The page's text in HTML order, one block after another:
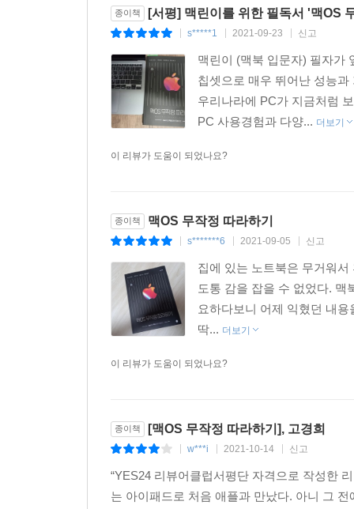
종이책 [서평] 맥린이를 위한 필독서 '맥OS
s*****1 2021-09-23 신고
맥린이 (맥북 입문자) 필자가
칩셋으로 매우 뛰어난 성능
우리나라에 PC가 지금처럼
PC 사용경험과 다양... 더보기
이 리뷰가 도움이 되었나요?
종이책 맥OS 무작정 따라하기
s*******6 2021-09-05 신고
집에 있는 노트북은 무거워
도통 감을 잡을 수 없었다. 맥
요하다보니 어제 익혔던 내
딱... 더보기
이 리뷰가 도움이 되었나요?
종이책 [맥OS 무작정 따라하기], 고경희
w***i 2021-10-14 신고
“YES24 리뷰어클럽서평단 자격으로 작성한
는 아이패드로 처음 애플과 만났다. 아니 그